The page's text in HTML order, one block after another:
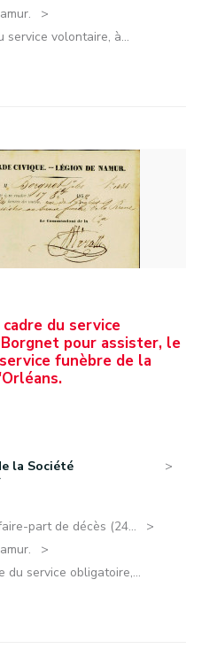
service volontaire, à...
du service
pour assister, le
funèbre de la
la Société
part de décès (24...
du service obligatoire,...